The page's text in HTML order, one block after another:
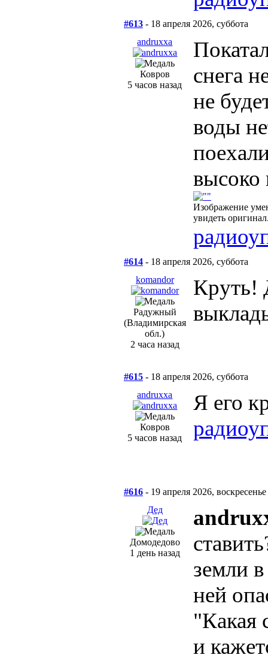
#613 - 18 апреля 2026, суббота
andruxxa
Ковров
5 часов назад
снега
не
воды
высоко
Изображение
увидеть
#614 - 18 апреля 2026, суббота
komandor
Радужный
(Владимирская
обл.)
2 часа назад
Круть!
#615 - 18 апреля 2026, суббота
andruxxa
Ковров
5 часов назад
Я его
#616 - 19 апреля 2026, воскресенье
Дед
Домодедово
1 день назад
земли
ней
"Какая
и